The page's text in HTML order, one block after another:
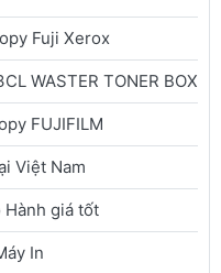
Fuji Xerox
WASTER TONER BOX
FUJIFILM
Việt Nam
Hành giá tốt
In